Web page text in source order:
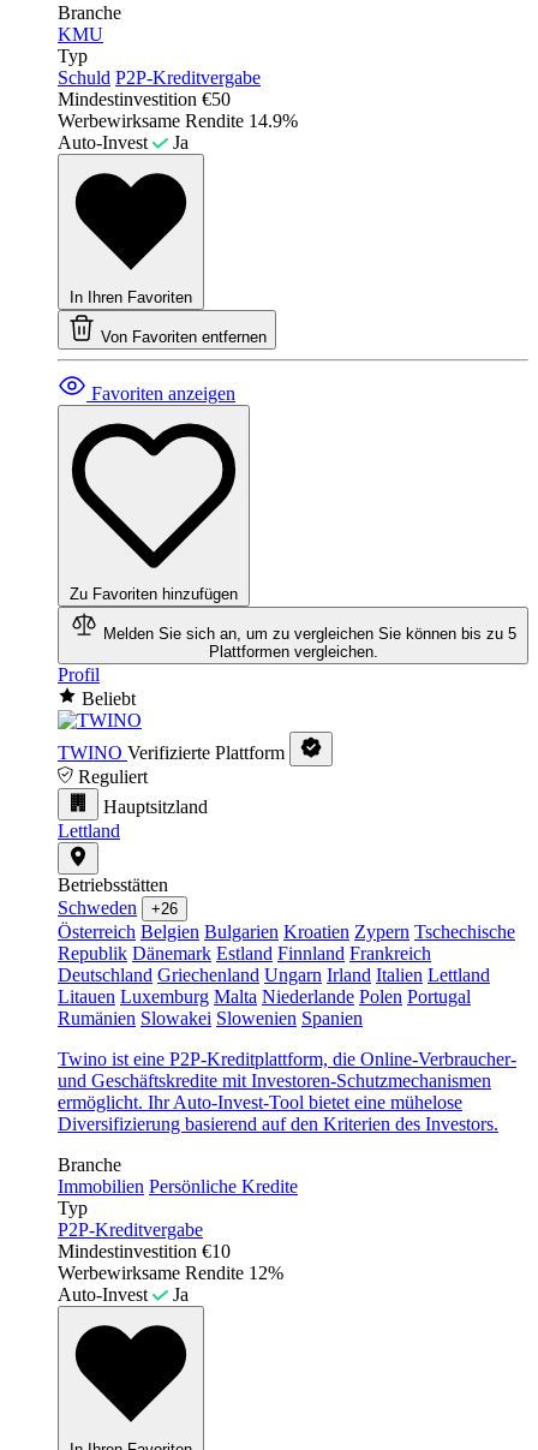
Branche
KMU
Typ
Schuld P2P-Kreditvergabe
Mindestinvestition €50
Werbewirksame Rendite 14.9%
Auto-Invest
Ja
In Ihren Favoriten
Von Favoriten entfernen
Favoriten anzeigen
Zu Favoriten hinzufügen
Melden Sie sich an, um zu vergleichen Sie können bis zu 5
Plattformen vergleichen.
Profil
Beliebt
TWINO Verifizierte Plattform
Reguliert
Hauptsitzland
Lettland
Betriebsstätten
Schweden
+26
Österreich Belgien Bulgarien Kroatien Zypern Tschechische
Republik Dänemark Estland Finnland Frankreich
Deutschland Griechenland Ungarn Irland Italien Lettland
Litauen Luxemburg Malta Niederlande Polen Portugal
Rumänien Slowakei Slowenien Spanien
Twino ist eine P2P-Kreditplattform, die Online-Verbraucher-
und Geschäftskredite mit Investoren-Schutzmechanismen
ermöglicht. Ihr Auto-Invest-Tool bietet eine mühelose
Diversifizierung basierend auf den Kriterien des Investors.
Branche
Immobilien Persönliche Kredite
Typ
P2P-Kreditvergabe
Mindestinvestition €10
Werbewirksame Rendite 12%
Auto-Invest
Ja